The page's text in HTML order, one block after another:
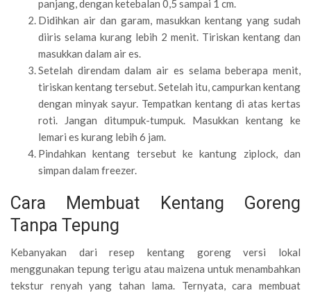
panjang, dengan ketebalan 0,5 sampai 1 cm.
Didihkan air dan garam, masukkan kentang yang sudah
diiris selama kurang lebih 2 menit. Tiriskan kentang dan
masukkan dalam air es.
Setelah direndam dalam air es selama beberapa menit,
tiriskan kentang tersebut. Setelah itu, campurkan kentang
dengan minyak sayur. Tempatkan kentang di atas kertas
roti. Jangan ditumpuk-tumpuk. Masukkan kentang ke
lemari es kurang lebih 6 jam.
Pindahkan kentang tersebut ke kantung ziplock, dan
simpan dalam freezer.
Cara Membuat Kentang Goreng
Tanpa Tepung
Kebanyakan dari resep kentang goreng versi lokal
menggunakan tepung terigu atau maizena untuk menambahkan
tekstur renyah yang tahan lama. Ternyata, cara membuat